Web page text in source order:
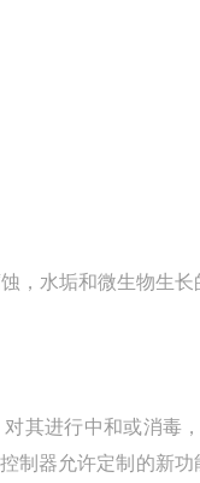
，水垢和微生物生
其进行中和或消毒
制器允许定制的新